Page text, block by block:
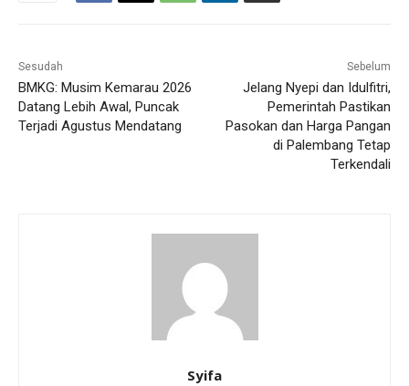
Sesudah
BMKG: Musim Kemarau 2026
Datang Lebih Awal, Puncak
Terjadi Agustus Mendatang
Sebelum
Jelang Nyepi dan Idulfitri,
Pemerintah Pastikan
Pasokan dan Harga Pangan
di Palembang Tetap
Terkendali
Syifa